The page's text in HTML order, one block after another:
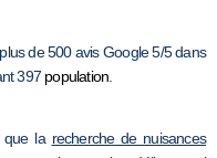
de 500 avis Google 5/5 dans
397 population
que la recherche de nuisances